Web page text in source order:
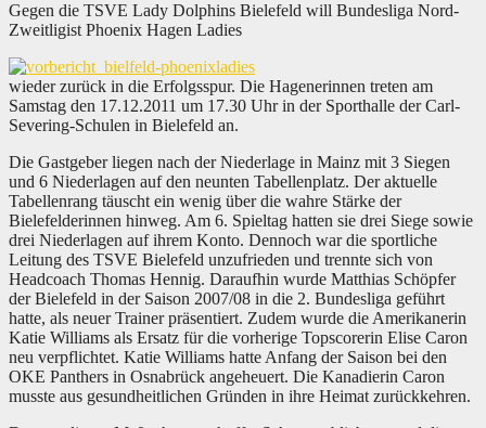
Gegen die TSVE Lady Dolphins Bielefeld will Bundesliga Nord-
Zweitligist Phoenix Hagen Ladies
wieder zurück in die Erfolgsspur. Die Hagenerinnen treten am
Samstag den 17.12.2011 um 17.30 Uhr in der Sporthalle der Carl-
Severing-Schulen in Bielefeld an.
Die Gastgeber liegen nach der Niederlage in Mainz mit 3 Siegen
und 6 Niederlagen auf den neunten Tabellenplatz. Der aktuelle
Tabellenrang täuscht ein wenig über die wahre Stärke der
Bielefelderinnen hinweg. Am 6. Spieltag hatten sie drei Siege sowie
drei Niederlagen auf ihrem Konto. Dennoch war die sportliche
Leitung des TSVE Bielefeld unzufrieden und trennte sich von
Headcoach Thomas Hennig. Daraufhin wurde Matthias Schöpfer
der Bielefeld in der Saison 2007/08 in die 2. Bundesliga geführt
hatte, als neuer Trainer präsentiert. Zudem wurde die Amerikanerin
Katie Williams als Ersatz für die vorherige Topscorerin Elise Caron
neu verpflichtet. Katie Williams hatte Anfang der Saison bei den
OKE Panthers in Osnabrück angeheuert. Die Kanadierin Caron
musste aus gesundheitlichen Gründen in ihre Heimat zurückkehren.